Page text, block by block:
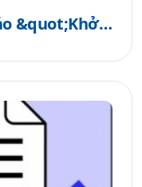
&quot;Khởi